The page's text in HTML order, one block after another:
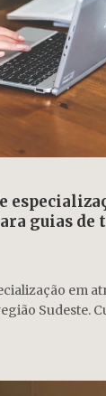
guias de
em
Sudeste.